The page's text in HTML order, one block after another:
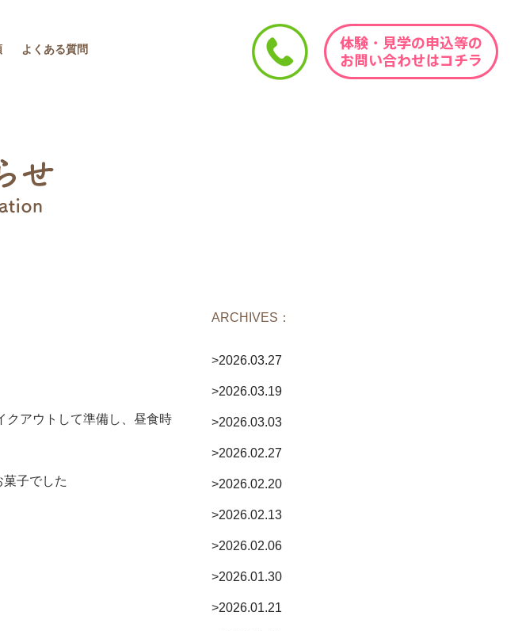
よくある質問
クアウトして準備し、昼食時
菓子でした
ARCHIVES：
>2026.03.27
>2026.03.19
>2026.03.03
>2026.02.27
>2026.02.20
>2026.02.13
>2026.02.06
>2026.01.30
>2026.01.21